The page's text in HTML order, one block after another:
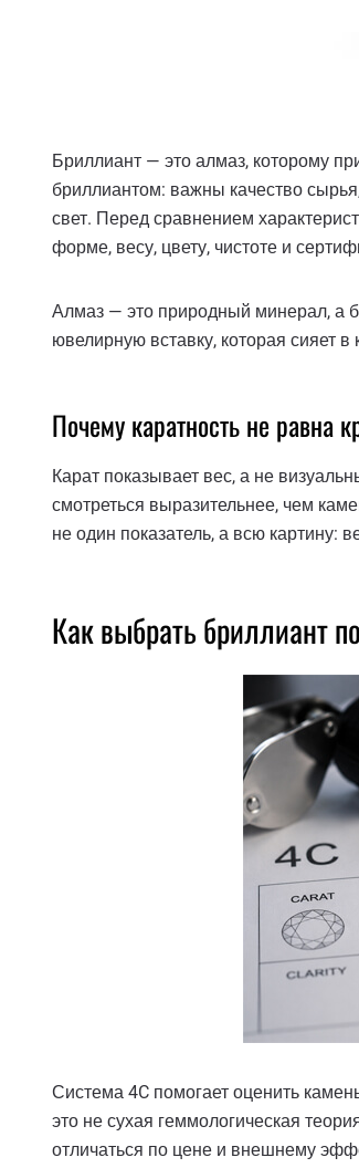
Бриллиант — это алмаз, которому
бриллиантом: важны качество
свет. Перед сравнением
форме, весу, цвету, чистоте и
Алмаз — это природный минерал, а
ювелирную вставку, которая сияет
Почему каратность не равна
Карат показывает вес, а не
смотреться выразительнее, чем
не один показатель, а всю картину:
Как выбрать бриллиант
Система 4C помогает оценить
это не сухая геммологическая
отличаться по цене и внешнему